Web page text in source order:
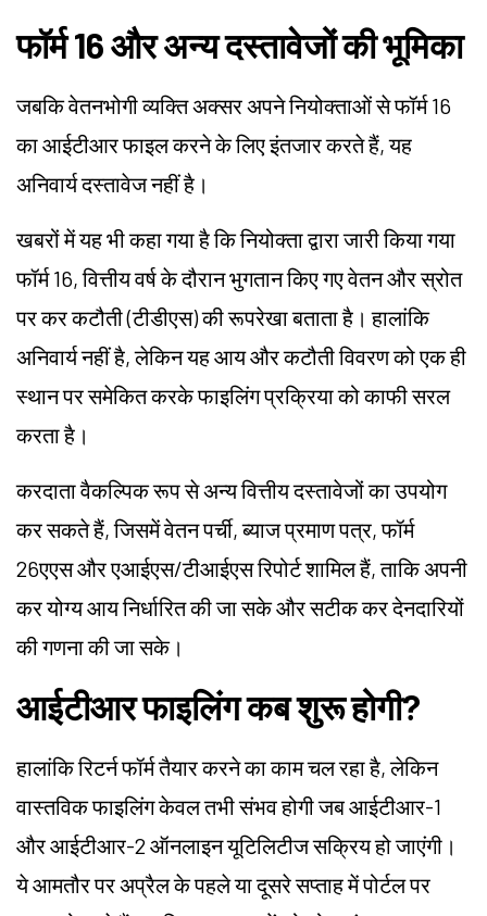
फॉर्म 16 और अन्य दस्तावेजों की भूमिका
जबकि वेतनभोगी व्यक्ति अक्सर अपने नियोक्ताओं से फॉर्म 16
का आईटीआर फाइल करने के लिए इंतजार करते हैं, यह
अनिवार्य दस्तावेज नहीं है।
खबरों में यह भी कहा गया है कि नियोक्ता द्वारा जारी किया गया
फॉर्म 16, वित्तीय वर्ष के दौरान भुगतान किए गए वेतन और स्रोत
पर कर कटौती (टीडीएस) की रूपरेखा बताता है। हालांकि
अनिवार्य नहीं है, लेकिन यह आय और कटौती विवरण को एक ही
स्थान पर समेकित करके फाइलिंग प्रक्रिया को काफी सरल
करता है।
करदाता वैकल्पिक रूप से अन्य वित्तीय दस्तावेजों का उपयोग
कर सकते हैं, जिसमें वेतन पर्ची, ब्याज प्रमाण पत्र, फॉर्म
26एएस और एआईएस/टीआईएस रिपोर्ट शामिल हैं, ताकि अपनी
कर योग्य आय निर्धारित की जा सके और सटीक कर देनदारियों
की गणना की जा सके।
आईटीआर फाइलिंग कब शुरू होगी?
हालांकि रिटर्न फॉर्म तैयार करने का काम चल रहा है, लेकिन
वास्तविक फाइलिंग केवल तभी संभव होगी जब आईटीआर-1
और आईटीआर-2 ऑनलाइन यूटिलिटीज सक्रिय हो जाएंगी।
ये आमतौर पर अप्रैल के पहले या दूसरे सप्ताह में पोर्टल पर